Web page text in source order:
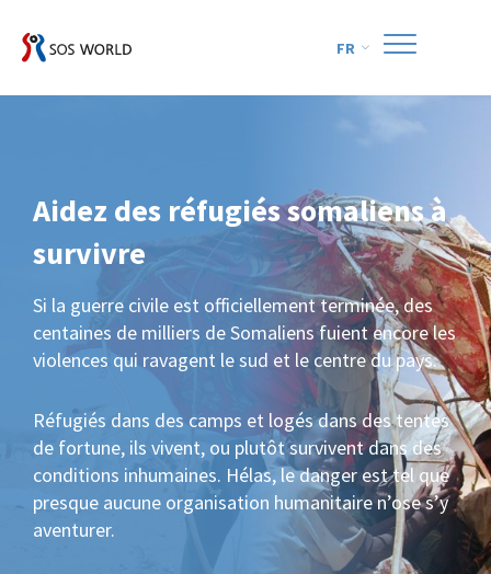
FR
Aidez des réfugiés somaliens à
survivre
Si la guerre civile est officiellement terminée, des
centaines de milliers de Somaliens fuient encore les
violences qui ravagent le sud et le centre du pays.
Réfugiés dans des camps et logés dans des tentes
de fortune, ils vivent, ou plutôt survivent dans des
conditions inhumaines. Hélas, le danger est tel que
presque aucune organisation humanitaire n’ose s’y
aventurer.